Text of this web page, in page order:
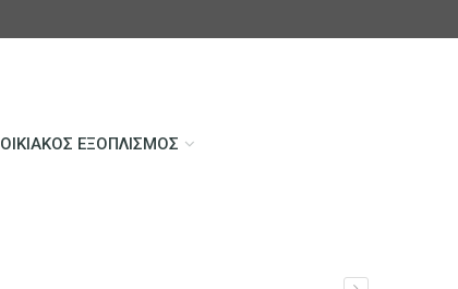
ΟΙΚΙΑΚΌΣ ΕΞΟΠΛΙΣΜΌΣ